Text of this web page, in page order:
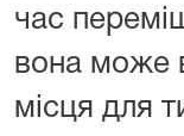
час
вона може
місця для